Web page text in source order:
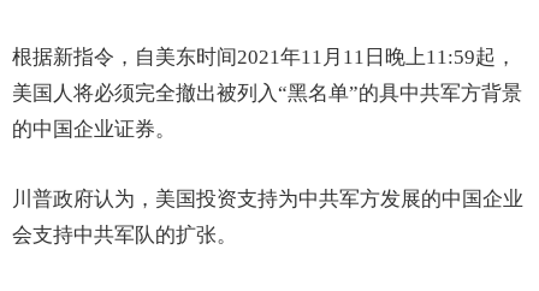
根据新指令，自美东时间2021年11月11日晚上11:59起，
美国人将必须完全撤出被列入“黑名单”的具中共军方背景
的中国企业证券。
川普政府认为，美国投资支持为中共军方发展的中国企业
会支持中共军队的扩张。